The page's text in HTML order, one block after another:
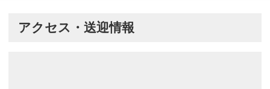
アクセス・送迎情報